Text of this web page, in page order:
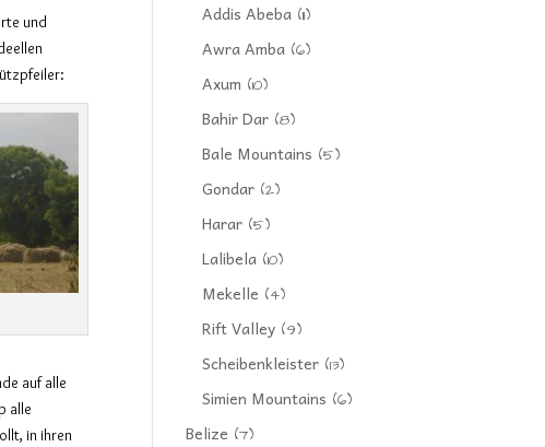
und
auf alle
alle
in ihren
Addis Abeba (11)
Awra Amba (6)
Axum (10)
Bahir Dar (8)
Bale Mountains (5)
Gondar (2)
Harar (5)
Lalibela (10)
Mekelle (4)
Rift Valley (9)
Scheibenkleister (13)
Simien Mountains (6)
Belize (7)